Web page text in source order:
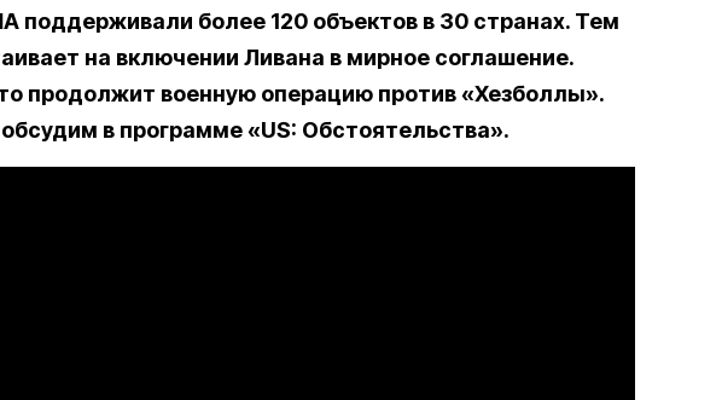
поддерживали более 120 объектов в 30 странах. Тем
на включении Ливана в мирное соглашение.
продолжит военную операцию против «Хезболлы».
в программе «US: Обстоятельства».